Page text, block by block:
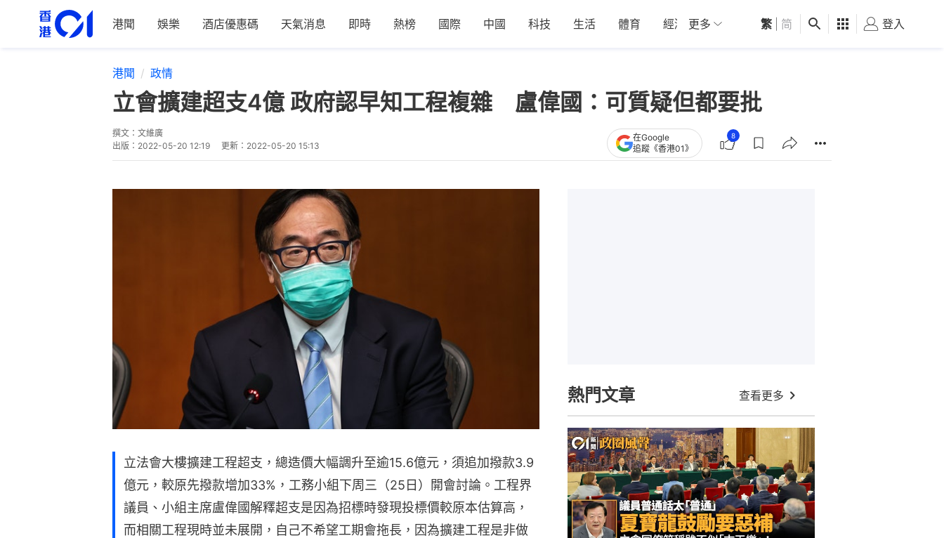
港聞 娛樂 酒店優惠碼 天氣消息 即時 熱榜 國際 中國 科技 生活 體育 經濟 01深圳 觀點 健康 好食玩飛
更多 繁 简 登入
港聞 政情
立會擴建超支4億 政府認早知工程複雜 盧偉國：可質疑但都要批
撰文： 文維廣
出版： 2022-05-20 12:19 更新： 2022-05-20 15:13
在Google
追蹤《香港01》
8
立法會大樓擴建工程超支，總造價大幅調升至逾15.6億元，須追加撥款3.9
億元，較原先撥款增加33%，工務小組下周三（25日）開會討論。工程界
議員、小組主席盧偉國解釋超支是因為招標時發現投標價較原本估算高，
而相關工程現時並未展開，自己不希望工期會拖長，因為擴建工程是非做
熱門文章 查看更多